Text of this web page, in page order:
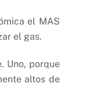
el MAS
el gas.
Uno, porque
altos de